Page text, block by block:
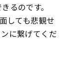
るのです。
しても悲観せ
に繋げてくだ